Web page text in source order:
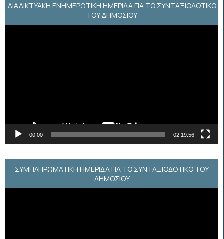
ΔΙΑΔΙΚΤΥΑΚΉ ΕΝΗΜΕΡΩΤΙΚΉ ΗΜΕΡΊΔΑ ΓΙΑ ΤΟ ΣΥΝΤΑΞΙΟΔΟΤΙΚΌ
ΤΟΥ ΔΗΜΟΣΊΟΥ
00:00 02:19:56
ΣΥΜΠΛΗΡΩΜΑΤΙΚΗ ΗΜΕΡΙΔΑ ΓΙΑ ΤΟ ΣΥΝΤΑΞΙΟΔΟΤΙΚΟ ΤΟΥ
ΔΗΜΟΣΙΟΥ